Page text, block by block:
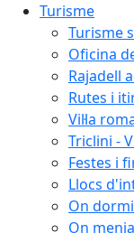
Turisme
Turisme
Oficina
Rajadell
Rutes i
Vil·la
Triclini -
Festes i
Llocs
On
On